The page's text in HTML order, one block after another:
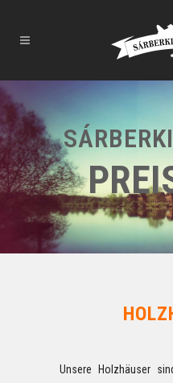
Unsere Holzhäuser